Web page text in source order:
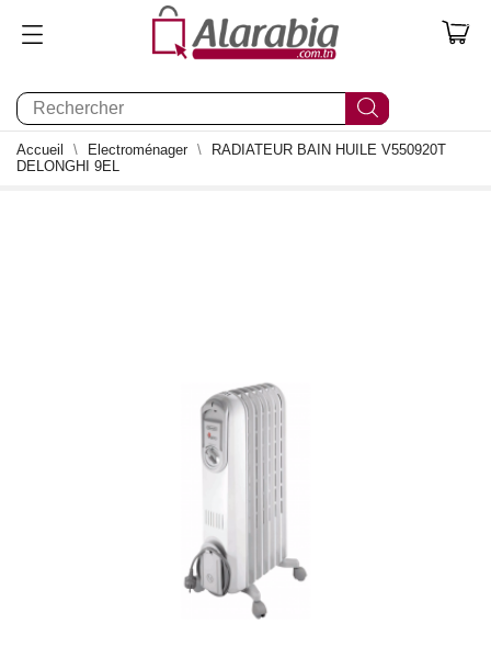
0
Accueil Electroménager
RADIATEUR BAIN HUILE V550920T
DELONGHI 9EL